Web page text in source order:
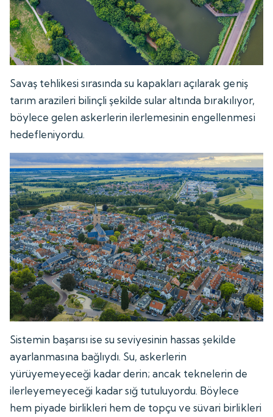
Savaş tehlikesi sırasında su kapakları açılarak geniş
tarım arazileri bilinçli şekilde sular altında bırakılıyor,
böylece gelen askerlerin ilerlemesinin engellenmesi
hedefleniyordu.
Sistemin başarısı ise su seviyesinin hassas şekilde
ayarlanmasına bağlıydı. Su, askerlerin
yürüyemeyeceği kadar derin; ancak teknelerin de
ilerleyemeyeceği kadar sığ tutuluyordu. Böylece
hem piyade birlikleri hem de topçu ve süvari birlikleri